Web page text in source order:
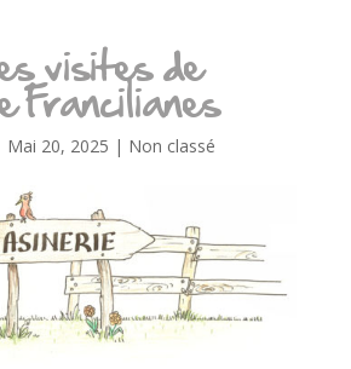
visites de
Francilianes
Mai 20, 2025 | Non classé